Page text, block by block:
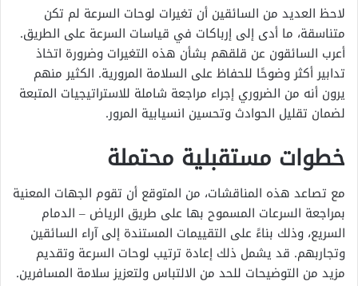
لاحظ العديد من السائقين أن تغيرات لوحات السرعة لم تكن
متناسقة، ما أدى إلى إرباكات في قياسات السرعة على الطريق.
أعرب السائقون عن قلقهم بشأن هذه التغيرات وضرورة اتخاذ
تدابير أكثر وضوحًا للحفاظ على السلامة المرورية. الكثير منهم
يرون أنه من الضروري إجراء مراجعة شاملة للاستراتيجيات المتبعة
لضمان تقليل الحوادث وتحسين انسيابية المرور.
خطوات مستقبلية محتملة
مع تصاعد هذه المناقشات، من المتوقع أن تقوم الجهات المعنية
بمراجعة السرعات المسموح بها على طريق الرياض ‒ الدمام
السريع، وذلك بناءً على التقييمات المستندة إلى آراء السائقين
وتجاربهم. قد يشمل ذلك إعادة ترتيب لوحات السرعة وتقديم
مزيد من التوضيحات للحد من الالتباس ولتعزيز سلامة المسافرين.